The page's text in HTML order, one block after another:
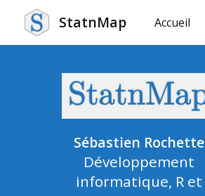
StatnMap Accueil
Sébastien Rochette
Développement
informatique, R et